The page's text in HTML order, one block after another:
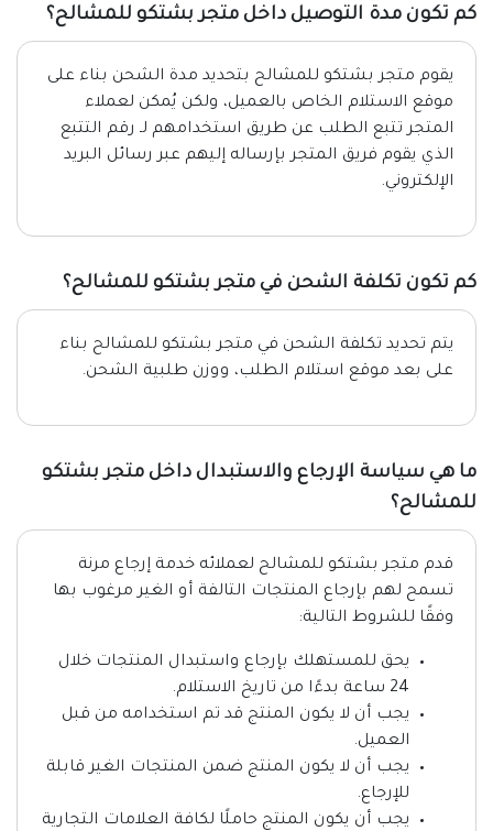
كم تكون مدة التوصيل داخل متجر بشتكو للمشالح؟
يقوم متجر بشتكو للمشالح بتحديد مدة الشحن بناء على
موقع الاستلام الخاص بالعميل، ولكن يُمكن لعملاء
المتجر تتبع الطلب عن طريق استخدامهم لـ رقم التتبع
الذي يقوم فريق المتجر بإرساله إليهم عبر رسائل البريد
الإلكتروني.
كم تكون تكلفة الشحن في متجر بشتكو للمشالح؟
يتم تحديد تكلفة الشحن في متجر بشتكو للمشالح بناء
على بعد موقع استلام الطلب، ووزن طلبية الشحن.
ما هي سياسة الإرجاع والاستبدال داخل متجر بشتكو
للمشالح؟
قدم متجر بشتكو للمشالح لعملائه خدمة إرجاع مرنة
تسمح لهم بإرجاع المنتجات التالفة أو الغير مرغوب بها
وفقًا للشروط التالية:
يحق للمستهلك بإرجاع واستبدال المنتجات خلال
24 ساعة بدءًا من تاريخ الاستلام.
يجب أن لا يكون المنتج قد تم استخدامه من قبل
العميل.
يجب أن لا يكون المنتج ضمن المنتجات الغير قابلة
للإرجاع.
يجب أن يكون المنتج حاملًا لكافة العلامات التجارية